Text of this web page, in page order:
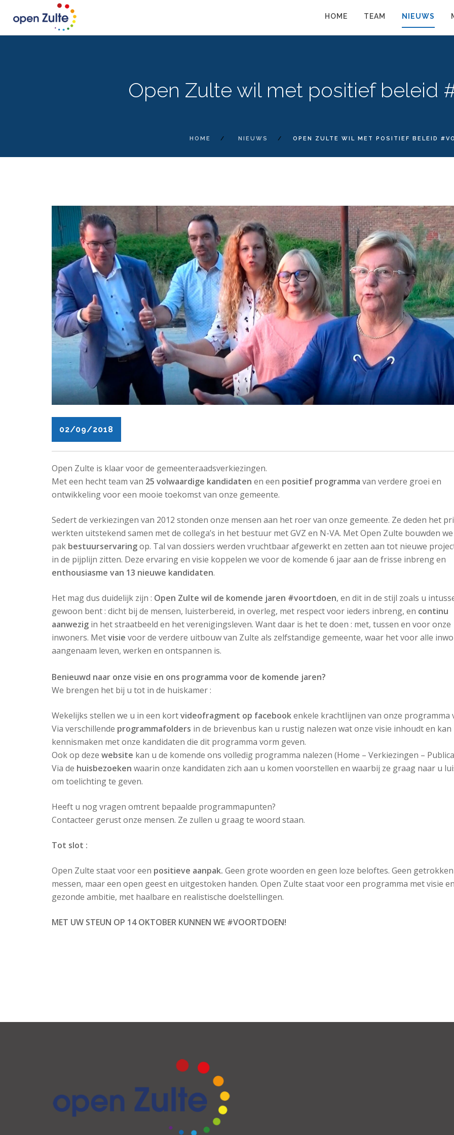
HOME TEAM NIEUWS
Open Zulte wil met positief beleid
HOME NIEUWS OPEN ZULTE WIL MET POSITIEF BELEID
02/09/2018
Open Zulte is klaar voor de gemeenteraadsverkiezingen.
Met een hecht team van 25 volwaardige kandidaten en een positief programma van verdere groei en
ontwikkeling voor een mooie toekomst van onze gemeente.
Sedert de verkiezingen van 2012 stonden onze mensen aan het roer van onze gemeente. Ze deden het
werkten uitstekend samen met de collega’s in het bestuur met GVZ en N-VA. Met Open Zulte bouwden
pak bestuurservaringop. Tal van dossiers werden vruchtbaar afgewerkt en zetten aan tot nieuwe
in de pijplijn zitten. Deze ervaring en visie koppelen we voor de komende 6 jaar aan de frisse inbreng en
enthousiasme van 13 nieuwe kandidaten.
Het mag dus duidelijk zijn : Open Zulte wil de komende jaren #voortdoen, en dit in de stijl zoals u
gewoon bent : dicht bij de mensen, luisterbereid, in overleg, met respect voor ieders inbreng, en continu
aanwezig in het straatbeeld en het verenigingsleven. Want daar is het te doen : met, tussen en voor onze
inwoners. Metvisie voor de verdere uitbouw van Zulte als zelfstandige gemeente, waar het voor alle
aangenaam leven, werken en ontspannen is.
Benieuwd naar onze visie en ons programma voor de komende jaren?
We brengen het bij u tot in de huiskamer :
Wekelijks stellen we u in een kortvideofragment op facebookenkele krachtlijnen van onze programma
Via verschillende programmafolders in de brievenbus kan u rustig nalezen wat onze visie inhoudt en kan
kennismaken met onze kandidaten die dit programma vorm geven.
Ook op deze website kan u de komende ons volledig programma nalezen (Home – Verkiezingen –
Via de huisbezoeken waarin onze kandidaten zich aan u komen voorstellen en waarbij ze graag naar u
om toelichting te geven.
Heeft u nog vragen omtrent bepaalde programmapunten?
Contacteer gerust onze mensen. Ze zullen u graag te woord staan.
Tot slot :
Open Zulte staat voor een positieve aanpak. Geen grote woorden en geen loze beloftes. Geen getrokken
messen, maar een open geest en uitgestoken handen. Open Zulte staat voor een programma met visie en
gezonde ambitie, met haalbare en realistische doelstellingen.
MET UW STEUN OP 14 OKTOBER KUNNEN WE #VOORTDOEN!